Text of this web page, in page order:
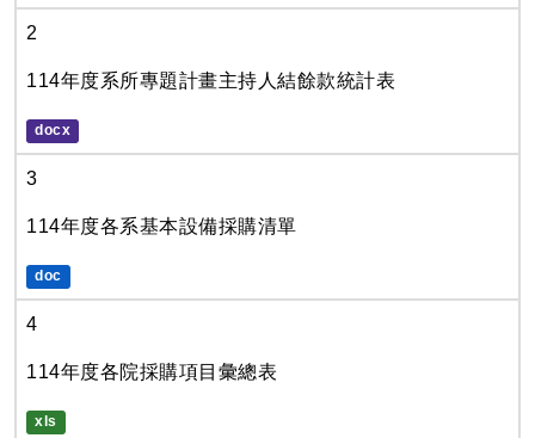
2
114年度系所專題計畫主持人結餘款統計表
docx
3
114年度各系基本設備採購清單
doc
4
114年度各院採購項目彙總表
xls